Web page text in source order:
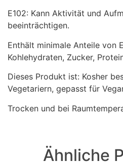
E102: Kann Aktivität und
beeinträchtigen.
Enthält minimale Anteile von
Kohlehydraten, Zucker,
Dieses Produkt ist: Kosher
Vegetariern, gepasst für
Trocken und bei
Ähnliche